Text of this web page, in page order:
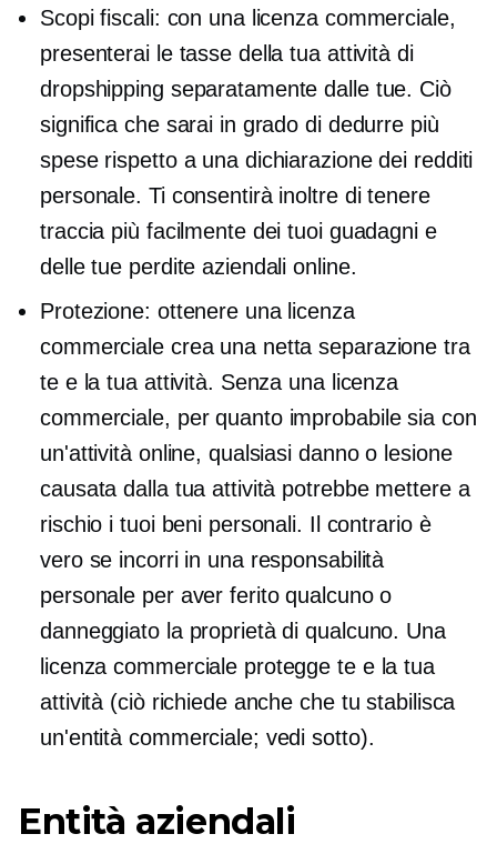
Scopi fiscali: con una licenza commerciale,
presenterai le tasse della tua attività di
dropshipping separatamente dalle tue. Ciò
significa che sarai in grado di dedurre più
spese rispetto a una dichiarazione dei redditi
personale. Ti consentirà inoltre di tenere
traccia più facilmente dei tuoi guadagni e
delle tue perdite aziendali online.
Protezione: ottenere una licenza
commerciale crea una netta separazione tra
te e la tua attività. Senza una licenza
commerciale, per quanto improbabile sia con
un'attività online, qualsiasi danno o lesione
causata dalla tua attività potrebbe mettere a
rischio i tuoi beni personali. Il contrario è
vero se incorri in una responsabilità
personale per aver ferito qualcuno o
danneggiato la proprietà di qualcuno. Una
licenza commerciale protegge te e la tua
attività (ciò richiede anche che tu stabilisca
un'entità commerciale; vedi sotto).
Entità aziendali